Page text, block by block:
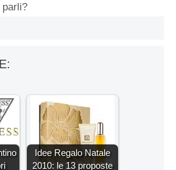
Idee Regalo Natale
2010: le 13 proposte